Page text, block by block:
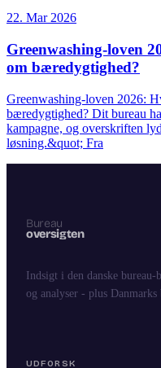
22. Mar 2026
Greenwashing-loven
om bæredygtighed?
Greenwashing-loven 2026:
bæredygtighed? Dit bureau
kampagne, og overskriften
løsning.&quot; Fra
Indsigt i den danske
og analyser - plus Danmarks
UDFORSK